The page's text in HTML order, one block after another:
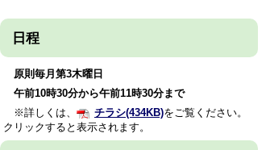
日程
原則毎月第3木曜日
午前10時30分から午前11時30分まで
※詳しくは、
チラシ(434KB)をご覧ください。
クリックすると表示されます。